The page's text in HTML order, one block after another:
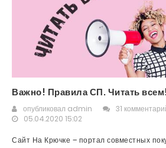
Важно! Правила СП. Читать
опубликовал admin
31
05.04.2020 15:02
Сайт На Крючке – портал совместных